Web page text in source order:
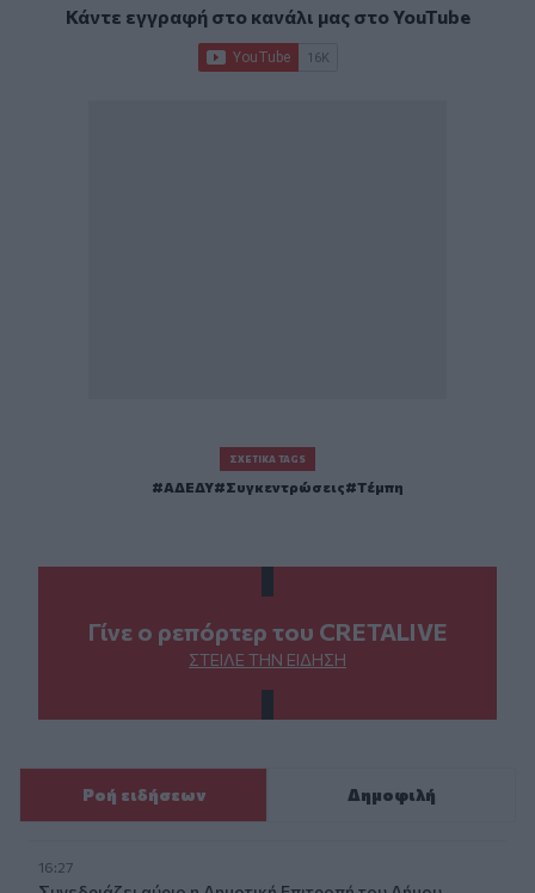
Κάντε εγγραφή στο κανάλι μας στοYouTube
ΣΧΕΤΙΚΆ TAGS
ΑΔΕΔΥ Συγκεντρώσεις Τέμπη
Γίνε ο ρεπόρτερ του CRETALIVE
ΣΤΕΊΛΕ ΤΗΝ ΕΊΔΗΣΗ
Ροή ειδήσεων Δημοφιλή
16:27